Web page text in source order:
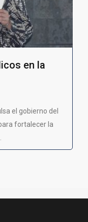
en la
el gobierno del
fortalecer la